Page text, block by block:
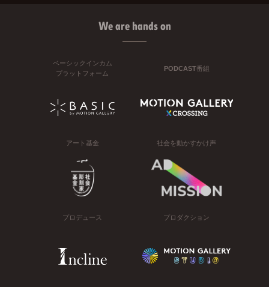
We are hands on
ベーシックインカム
プラットフォーム
PODCAST番組
アート基金 社会を動かすかけ声
プロデュース プロダクション